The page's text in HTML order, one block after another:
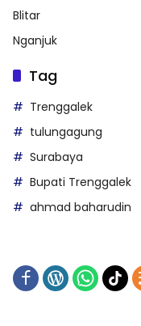
Blitar
Nganjuk
Tag
Trenggalek
tulungagung
Surabaya
Bupati Trenggalek
ahmad baharudin